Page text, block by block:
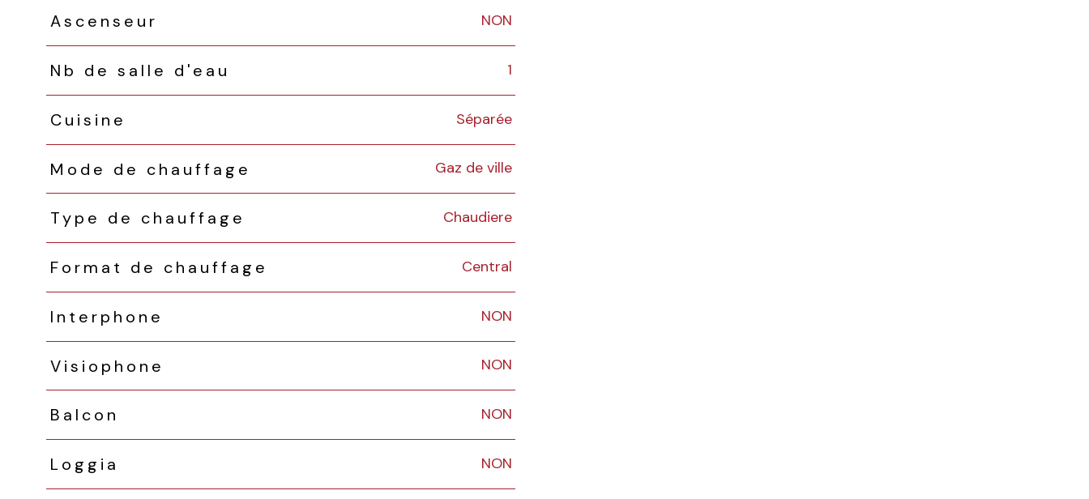
Ascenseur NON
Nb de salle d'eau 1
Cuisine Séparée
Mode de chauffage Gaz de ville
Type de chauffage Chaudiere
Format de chauffage Central
Interphone NON
Visiophone NON
Balcon NON
Loggia NON